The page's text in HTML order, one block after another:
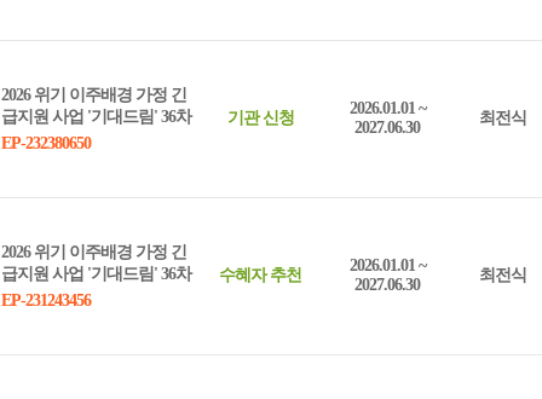
2026 위기 이주배경 가정 긴
급지원 사업 '기대드림' 36차
EP-232380650
기관 신청
2026.01.01 ~
2027.06.30
최전식
2026 위기 이주배경 가정 긴
급지원 사업 '기대드림' 36차
EP-231243456
수혜자 추천
2026.01.01 ~
2027.06.30
최전식